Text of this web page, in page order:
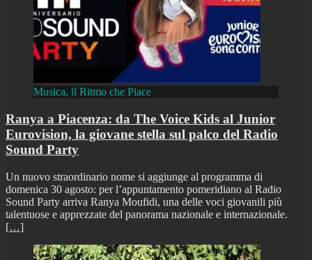
Musica, il Ritmo che Piace
Ranya a Piacenza: da The Voice Kids al Junior
Eurovision, la giovane stella sul palco del Radio
Sound Party
Un nuovo straordinario nome si aggiunge al programma di
domenica 30 agosto: per l’appuntamento pomeridiano al Radio
Sound Party arriva Ranya Moufidi, una delle voci giovanili più
talentuose e apprezzate del panorama nazionale e internazionale.
[…]